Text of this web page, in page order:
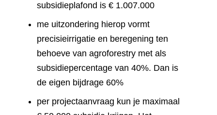
subsidieplafond is € 1.007.000
me uitzondering hierop vormt
precisieirrigatie en beregening ten
behoeve van agroforestry met als
subsidiepercentage van 40%. Dan is
de eigen bijdrage 60%
per projectaanvraag kun je maximaal